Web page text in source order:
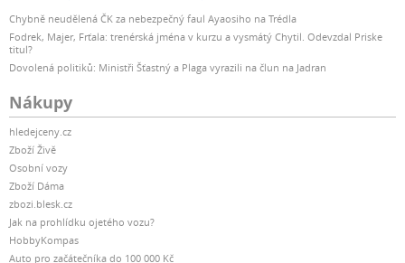
Synology High Availability ?
Centrum protokolů
Počet Syslog událostí za vteřinu 800
Virtualizace
VMware ESXi 6.5 and VAAI ?
Windows Server 2022 ?
Citrix Ready ?
OpenStack ?
Obecné technické údaje
Podporované protokoly SMB1 (CIFS), SMB2, SMB3,
NFSv3, NFSv4, NFSv4.1, NFS Kerberized sessions, iSCSI,
HTTP, HTTPs, FTP, SNMP, LDAP, CalDAV
Chybně neudělená ČK za nebezpečný faul Ayaosiho na Trédla
Fodrek, Majer, Frťala: trenérská jména v kurzu a vysmátý Chytil. Odevzdal Priske
titul?
Dovolená politiků: Ministři Šťastný a Plaga vyrazili na člun na Jadran
Nákupy
hledejceny.cz
Zboží Živě
Osobní vozy
Zboží Dáma
zbozi.blesk.cz
Jak na prohlídku ojetého vozu?
HobbyKompas
Auto pro začátečníka do 100 000 Kč